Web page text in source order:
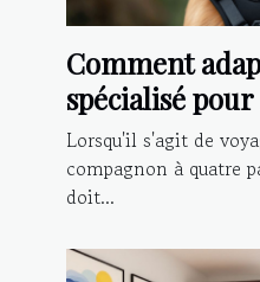
Comment
spécialisé
voiture avec
Lorsqu'il s'agit de
compagnon à quatre
doit...